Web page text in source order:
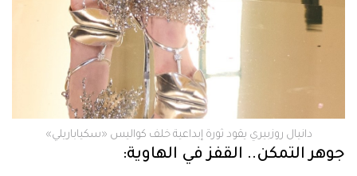
دانيال روزبيري يقود ثورة إبداعية خلف كواليس «سكياباريلي»
جوهر التمكن.. القفز في الهاوية: